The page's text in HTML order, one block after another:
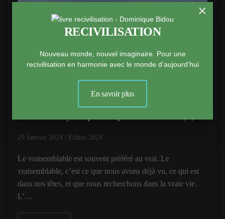
29 Janvier 2024 Editos 2024
Le vraisemblable est souvent préféré au vrai. Le
vraisemblable, c’est ce que nous avons déjà vu, ce qui est
dans nos têtes, et que nous recherchons dans la vraie vie.
L’…
×
RECIVILISATION
Nouveau monde, nouvel imaginaire. Pour une
recivilisation en harmonie avec le monde d’aujourd’hui
En savoir plus